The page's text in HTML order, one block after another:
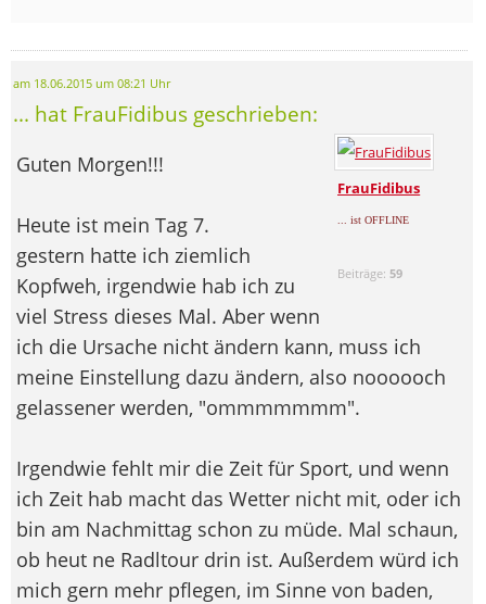
am 18.06.2015 um 08:21 Uhr
... hat FrauFidibus geschrieben:
FrauFidibus
... ist OFFLINE
Beiträge: 59
Guten Morgen!!!
Heute ist mein Tag 7.
gestern hatte ich ziemlich
Kopfweh, irgendwie hab ich zu
viel Stress dieses Mal. Aber wenn
ich die Ursache nicht ändern kann, muss ich
meine Einstellung dazu ändern, also noooooch
gelassener werden, "ommmmmmm".
Irgendwie fehlt mir die Zeit für Sport, und wenn
ich Zeit hab macht das Wetter nicht mit, oder ich
bin am Nachmittag schon zu müde. Mal schaun,
ob heut ne Radltour drin ist. Außerdem würd ich
mich gern mehr pflegen, im Sinne von baden,